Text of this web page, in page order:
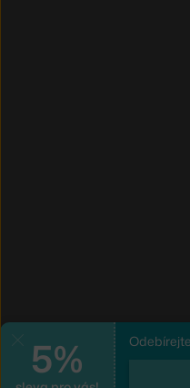
5%